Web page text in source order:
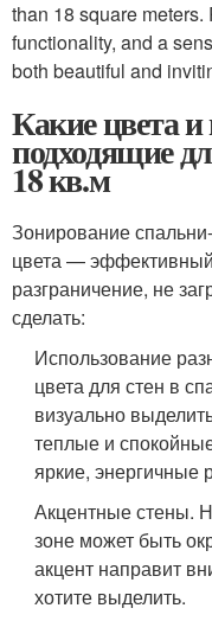
than 18 square
functionality, and a
both beautiful and
Какие цвета
подходящие
18 кв.м
Зонирование
цвета — эффективный
разграничение, не
сделать:
Использование
цвета для стен в
визуально
теплые и
яркие, энергичные
Акцентные стены.
зоне может быть
акцент направит
хотите выделить.